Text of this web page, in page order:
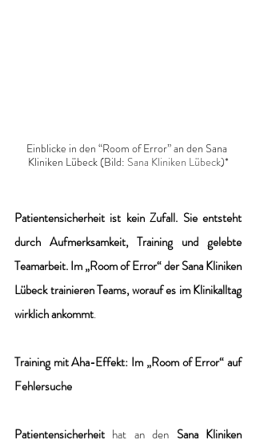
Einblicke in den “Room of Error” an den Sana
Kliniken Lübeck (Bild: Sana Kliniken Lübeck)*
Patientensicherheit ist kein Zufall. Sie entsteht
durch Aufmerksamkeit, Training und gelebte
Teamarbeit. Im „Room of Error“ der Sana Kliniken
Lübeck trainieren Teams, worauf es im Klinikalltag
wirklich ankommt.
Training mit Aha-Effekt: Im „Room of Error“ auf
Fehlersuche
Patientensicherheit hat an den Sana Kliniken